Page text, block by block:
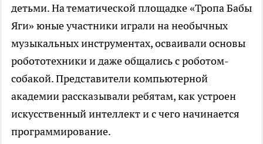
детьми. На тематической площадке «Тропа Бабы
Яги» юные участники играли на необычных
музыкальных инструментах, осваивали основы
робототехники и даже общались с роботом-
собакой. Представители компьютерной
академии рассказывали ребятам, как устроен
искусственный интеллект и с чего начинается
программирование.